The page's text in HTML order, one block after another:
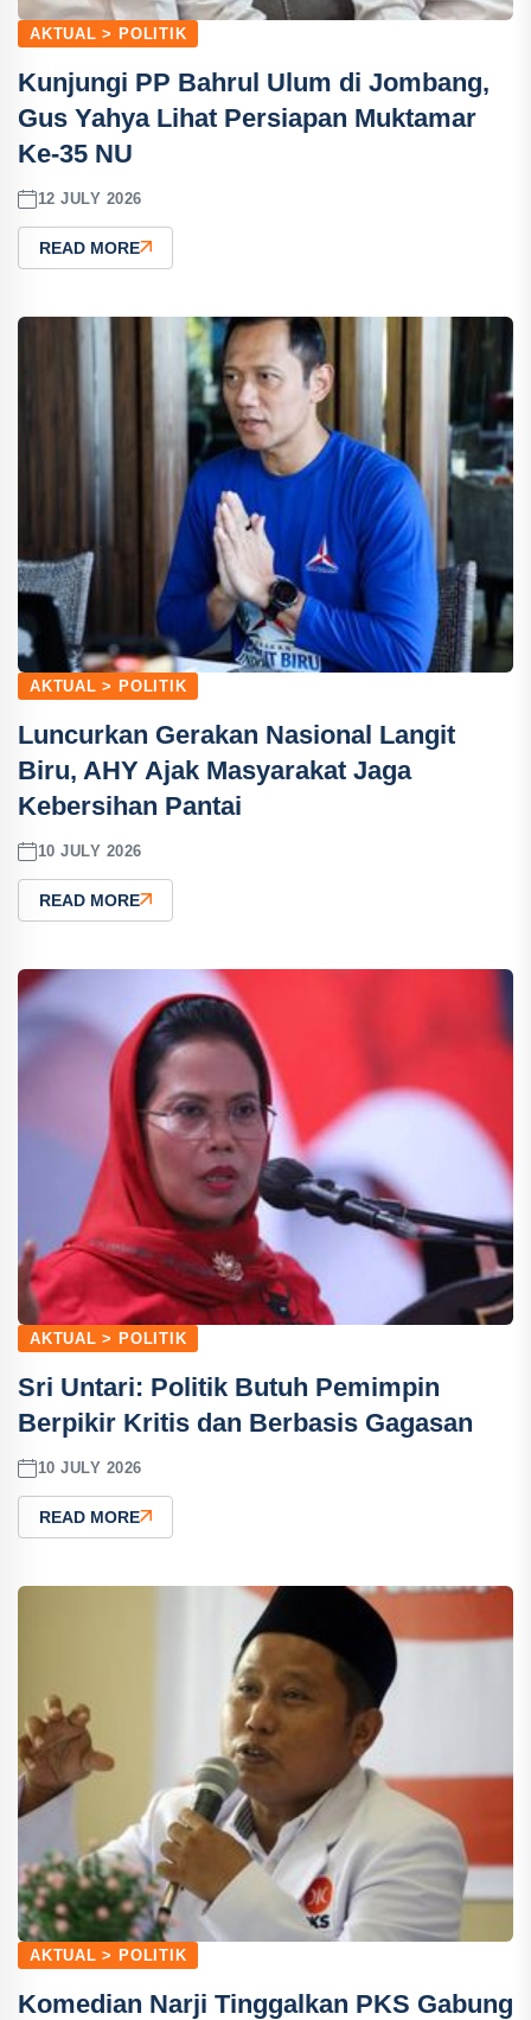
AKTUAL > POLITIK
Kunjungi PP Bahrul Ulum di Jombang,
Gus Yahya Lihat Persiapan Muktamar
Ke-35 NU
12 JULY 2026
READ MORE
AKTUAL > POLITIK
Luncurkan Gerakan Nasional Langit
Biru, AHY Ajak Masyarakat Jaga
Kebersihan Pantai
10 JULY 2026
READ MORE
AKTUAL > POLITIK
Sri Untari: Politik Butuh Pemimpin
Berpikir Kritis dan Berbasis Gagasan
10 JULY 2026
READ MORE
AKTUAL > POLITIK
Komedian Narji Tinggalkan PKS Gabung